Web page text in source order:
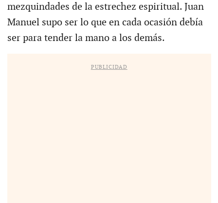
mezquindades de la estrechez espiritual. Juan
Manuel supo ser lo que en cada ocasión debía
ser para tender la mano a los demás.
PUBLICIDAD